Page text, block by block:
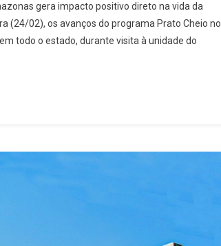
gera impacto positivo direto na vida da
(24/02), os avanços do programa Prato Cheio no
todo o estado, durante visita à unidade do